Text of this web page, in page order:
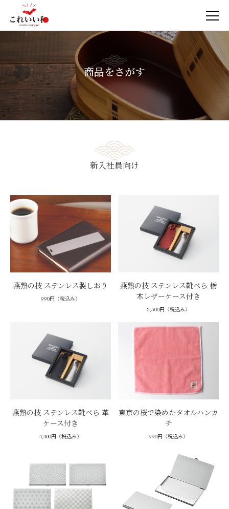
商品をさがす
新入社員向け
燕熟の技 ステンレス製しおり
990円（税込み）
燕熟の技 ステンレス靴べら 栃
木レザーケース付き
5,500円（税込み）
燕熟の技 ステンレス靴べら 革
ケース付き
4,400円（税込み）
東京の桜で染めたタオルハンカ
チ
990円（税込み）